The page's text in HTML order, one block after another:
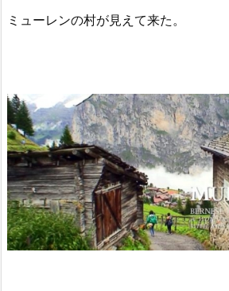
ミューレンの村が見えて来た。